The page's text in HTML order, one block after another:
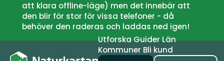
att klara offline-läge) men det innebär att
den blir för stor för vissa telefoner - då
behöver den raderas och laddas ned igen!
UtforskaGuiderLän
Kommuner Bli kund